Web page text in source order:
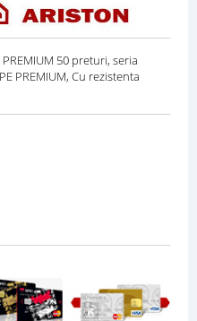
PREMIUM 50 preturi, seria
PREMIUM, Cu rezistenta